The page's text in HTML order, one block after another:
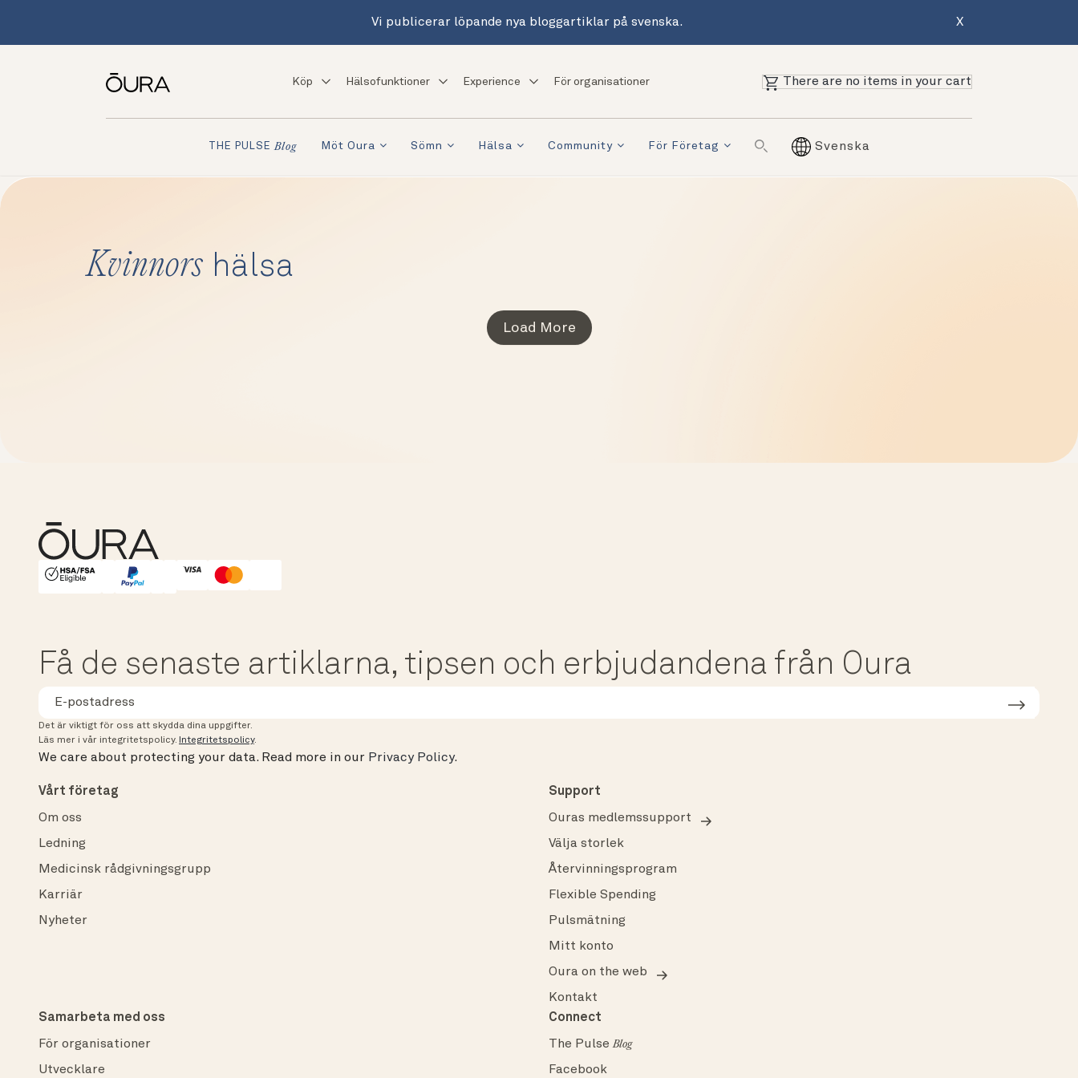
Vi publicerar löpande nya bloggartiklar på svenska. X
Köp Hälsofunktioner Experience För organisationer There are no items in your cart
THE PULSE Blog Möt Oura Sömn Hälsa Community För Företag Svenska
Kvinnors hälsa
Load More
HSA/FSA Eligible
Affirm
Få de senaste artiklarna, tipsen och erbjudandena från Oura
Det är viktigt för oss att skydda dina uppgifter.
Läs mer i vår integritetspolicy. Integritetspolicy.
We care about protecting your data. Read more in our Privacy Policy.
Vårt företag
Om oss
Ledning
Medicinsk rådgivningsgrupp
Karriär
Nyheter
Support
Ouras medlemssupport
Välja storlek
Återvinningsprogram
Flexible Spending
Pulsmätning
Mitt konto
Oura on the web
Kontakt
Samarbeta med oss
För organisationer
Utvecklare
Connect
The PulseBlog
Facebook